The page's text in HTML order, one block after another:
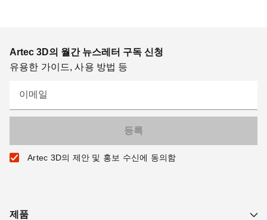
Artec 3D의 월간 뉴스레터 구독 신청
유용한 가이드, 사용 방법 등
이메일
Artec 3D의 제안 및 홍보 수신에 동의함
제품